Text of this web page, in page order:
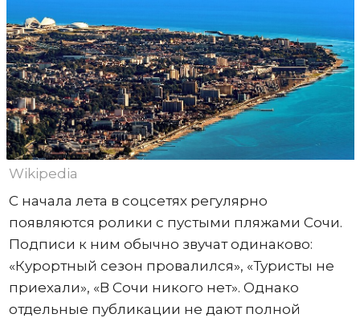
Wikipedia
С начала лета в соцсетях регулярно
появляются ролики с пустыми пляжами Сочи.
Подписи к ним обычно звучат одинаково:
«Курортный сезон провалился», «Туристы не
приехали», «В Сочи никого нет». Однако
отдельные публикации не дают полной